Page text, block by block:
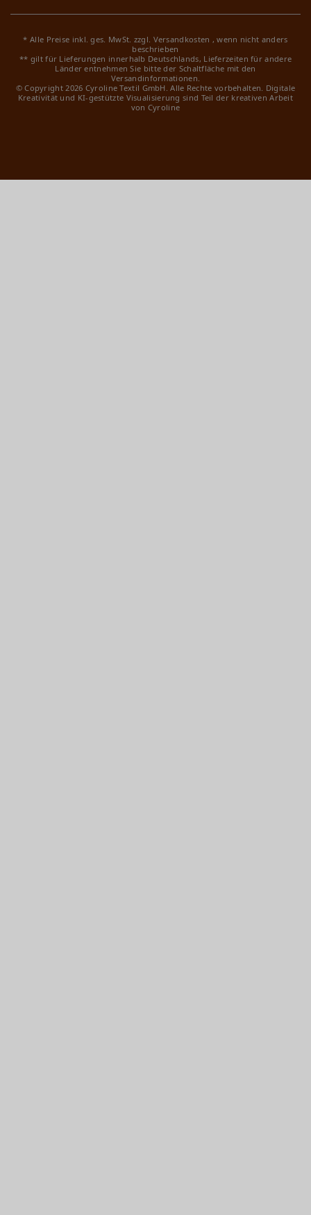
* Alle Preise inkl. ges. MwSt. zzgl. Versandkosten , wenn nicht anders
beschrieben
** gilt für Lieferungen innerhalb Deutschlands, Lieferzeiten für andere
Länder entnehmen Sie bitte der Schaltfläche mit den
Versandinformationen.
© Copyright 2026 Cyroline Textil GmbH. Alle Rechte vorbehalten. Digitale
Kreativität und KI-gestützte Visualisierung sind Teil der kreativen Arbeit
von Cyroline